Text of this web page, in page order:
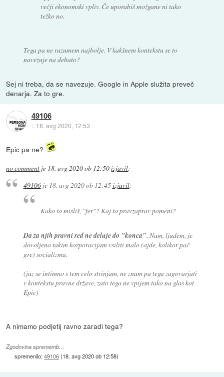
večji ekonomski vpliv. Če uporabiš možgane ni tako
težko no.
Tega pa ne razumem najbolje. V kakšnem kontekstu se to
navezuje na debato?
Sej ni treba, da se navezuje. Google in Apple služita preveč
denarja. Za to gre.
49106
:: 18. avg 2020, 12:53
Epic pa ne?
no comment je 18. avg 2020 ob 12:50izjavil:
49106je 18. avg 2020 ob 12:45izjavil:
Kako to misliš, "fer"? Kaj to pravzaprav pomeni?
Da za njih pravni red ne deluje do "konca". Nam, ljudem, je
dovoljeno takim korporacijam vsiliti malo (ajde, kolikor pač
gre) socializma.
(jaz se intimno s tem celo strinjam, ne znam pa tega zagovarjati
v kontekstu pravne države, zato tega ne vpijem tako na glas kot
Epic)
A nimamo podjetij ravno zaradi tega?
Zgodovina sprememb…
spremenilo:49106(18. avg 2020 ob 12:58)